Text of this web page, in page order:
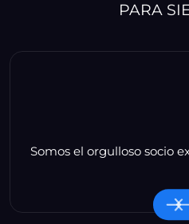
PARA
Somos el orgulloso socio